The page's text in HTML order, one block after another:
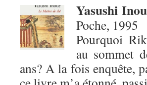
Yasushi
Poche, 1995
Pourquoi
au sommet
ans? A la fois enquête,